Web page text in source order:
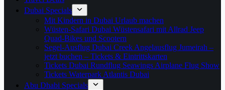
Dubai Specials
Mit Kindern in Dubai Urlaub machen
Wüsten-Safari Dubai Wüstensafari mit Allrad Jeep
Quad-Bikes und Scootern
Segel-Ausflug Dubai Creek Angelausflug Jumeirah –
jetzt buchen – Tickets & Eintrittskarten
Tickets Dubai Rundflug Seawings Airplane Flug Show
Tickets Waterpark Atlantis Dubai
Abu Dhabi Specials